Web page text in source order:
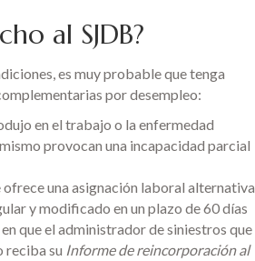
al SJDB?
es muy probable que tenga
por desempleo:
en el trabajo o la enfermedad
provocan una incapacidad parcial
ofrece una asignación laboral alternativa
y modificado en un plazo de 60 días
que el administrador de siniestros que
reciba su Informe de reincorporación al